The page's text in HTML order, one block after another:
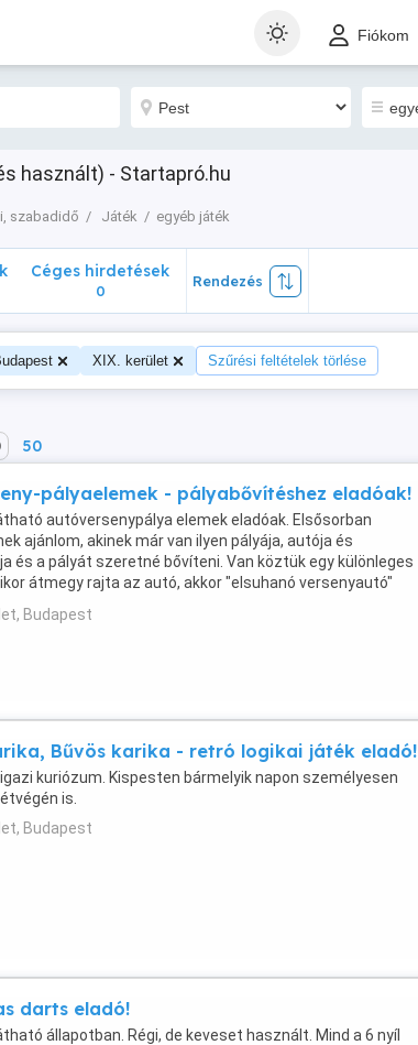
Fiókom
használt) - Startapró.hu
szabadidő Játék egyéb játék
Céges hirdetések
0
Rendezés
XIX. kerület Szűrési feltételek törlése
50
pályaelemek - pályabővítéshez eladóak!
autóversenypálya elemek eladóak. Elsősorban
ajánlom, akinek már van ilyen pályája, autója és
és a pályát szeretné bővíteni. Van köztük egy különleges
átmegy rajta az autó, akkor "elsuhanó versenyautó"
ad ki! A többi elem a ...
Budapest
Bűvös karika - retró logikai játék eladó!
kuriózum. Kispesten bármelyik napon személyesen
is.
Budapest
darts eladó!
állapotban. Régi, de keveset használt. Mind a 6 nyíl